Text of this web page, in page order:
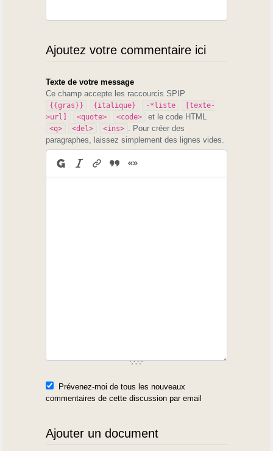
Ajoutez votre commentaire ici
Texte de votre message
Ce champ accepte les raccourcis SPIP
{{gras}} {italique} -*liste
[texte-
>url]
<quote> <code> et le code HTML
<q> <del> <ins>
. Pour créer des
paragraphes, laissez simplement des lignes vides.
Prévenez-moi de tous les nouveaux
commentaires de cette discussion par email
Ajouter un document